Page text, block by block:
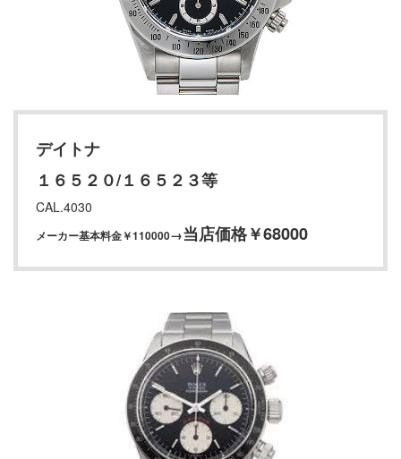
デイトナ
１６５２０/１６５２３等
CAL.4030
メーカー基本料金￥110000→当店価格￥68000